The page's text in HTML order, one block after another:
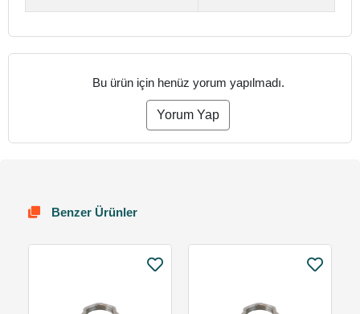
Bu ürün için henüz yorum yapılmadı.
Yorum Yap
Benzer Ürünler